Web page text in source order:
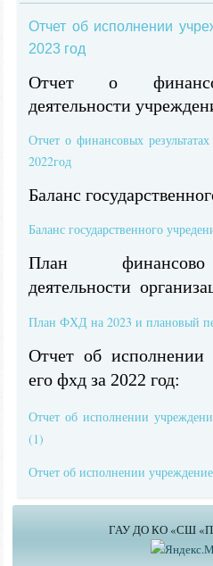
Отчет об исполнении
2023 год
Отчет о
деятельности
Отчет о финансовых
2022год
Баланс
Баланс государственного
План финансово
деятельности
План ФХД на 2023 и плановый
Отчет об исполнении
его фхд за 2022 год:
Отчет об исполнении
(1)
Отчет об исполнении
ГАУ ДО КО «СШ